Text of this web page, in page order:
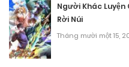
Người Khác Luyện
Rời Núi
Tháng mười một 15,